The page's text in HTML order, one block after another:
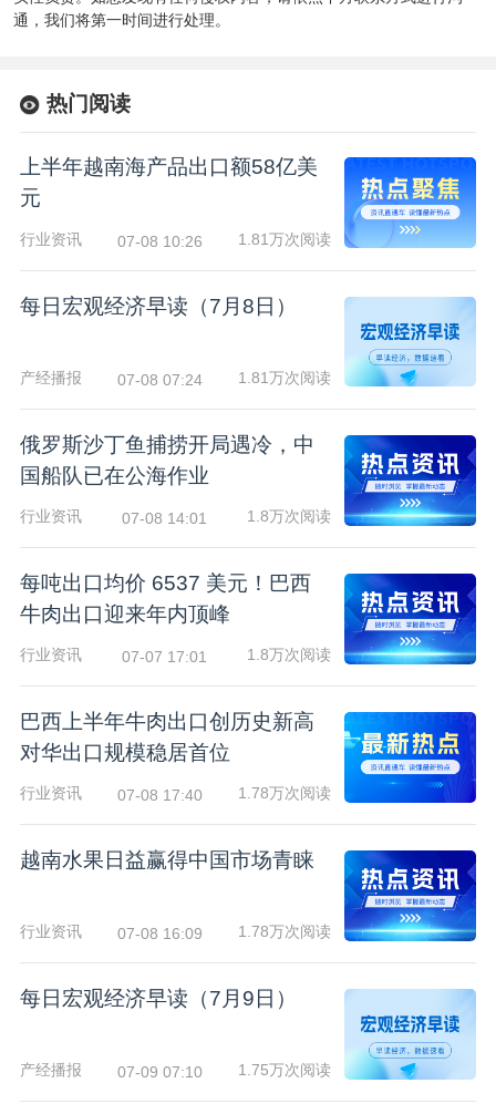
通，我们将第一时间进行处理。
热门阅读
上半年越南海产品出口额58亿美
元
行业资讯 07-08 10:26 1.81万次阅读
每日宏观经济早读（7月8日）
产经播报 07-08 07:24 1.81万次阅读
俄罗斯沙丁鱼捕捞开局遇冷，中
国船队已在公海作业
行业资讯 07-08 14:01 1.8万次阅读
每吨出口均价 6537 美元！巴西
牛肉出口迎来年内顶峰
行业资讯 07-07 17:01 1.8万次阅读
巴西上半年牛肉出口创历史新高
对华出口规模稳居首位
行业资讯 07-08 17:40 1.78万次阅读
越南水果日益赢得中国市场青睐
行业资讯 07-08 16:09 1.78万次阅读
每日宏观经济早读（7月9日）
产经播报 07-09 07:10 1.75万次阅读